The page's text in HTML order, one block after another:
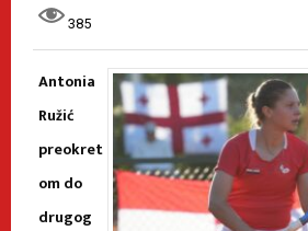
385
Antonia
Ružić
preokret
om do
drugog